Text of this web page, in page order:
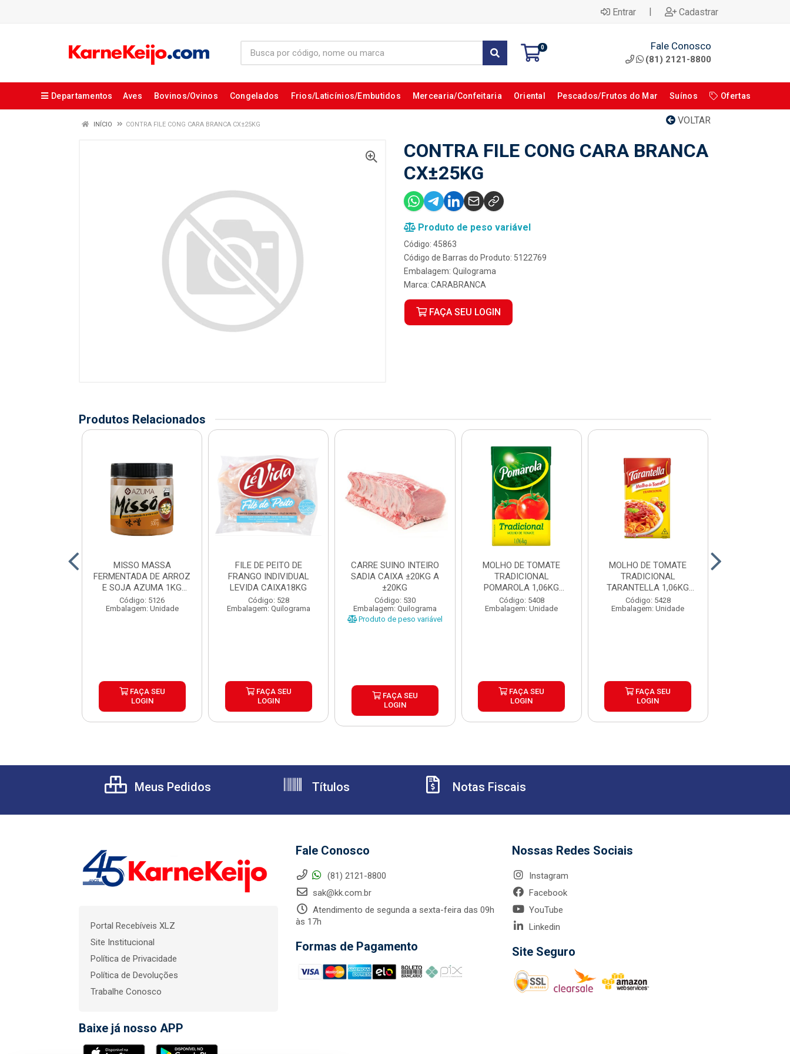
Entrar | Cadastrar
0 Fale Conosco
(81) 2121-8800
Departamentos Aves Bovinos/Ovinos Congelados Frios/Laticínios/Embutidos Mercearia/Confeitaria Oriental Pescados/Frutos do Mar Suínos Ofertas
VOLTAR
INÍCIO CONTRA FILE CONG CARA BRANCA CX±25KG
CONTRA FILE CONG CARA BRANCA
CX±25KG
Produto de peso variável
Código: 45863
Código de Barras do Produto: 5122769
Embalagem: Quilograma
Marca: CARABRANCA
FAÇA SEU LOGIN
Produtos Relacionados
MISSO MASSA
FERMENTADA DE ARROZ
E SOJA AZUMA 1KG
CAIXA 6UND
Código: 5126
Embalagem: Unidade
FAÇA SEU
LOGIN
FILE DE PEITO DE
FRANGO INDIVIDUAL
LEVIDA CAIXA18KG
Código: 528
Embalagem: Quilograma
FAÇA SEU
LOGIN
CARRE SUINO INTEIRO
SADIA CAIXA ±20KG A
±20KG
Código: 530
Embalagem: Quilograma
Produto de peso variável
FAÇA SEU
LOGIN
MOLHO DE TOMATE
TRADICIONAL
POMAROLA 1,06KG
CAIXA 12UND
Código: 5408
Embalagem: Unidade
FAÇA SEU
LOGIN
MOLHO DE TOMATE
TRADICIONAL
TARANTELLA 1,06KG
CAIXA 12UND
Código: 5428
Embalagem: Unidade
FAÇA SEU
LOGIN
Meus Pedidos Títulos Notas Fiscais
Portal Recebíveis XLZ
Site Institucional
Política de Privacidade
Política de Devoluções
Trabalhe Conosco
Baixe já nosso APP
Fale Conosco
(81) 2121-8800
sak@kk.com.br
Atendimento de segunda a sexta-feira das 09h
às 17h
Formas de Pagamento
Nossas Redes Sociais
Instagram
Facebook
YouTube
Linkedin
Site Seguro